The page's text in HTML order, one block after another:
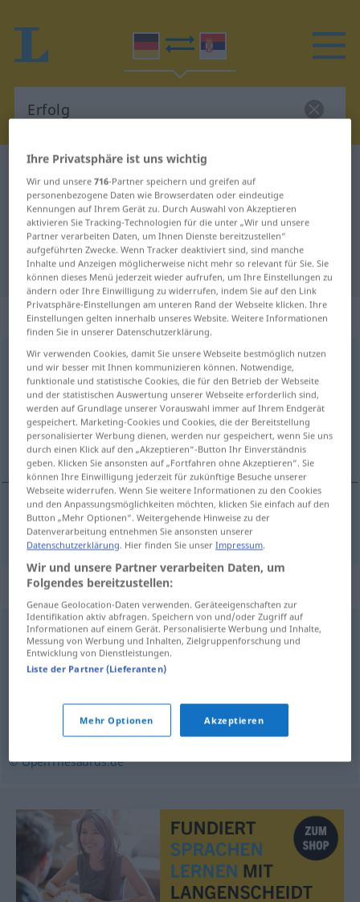
Deutsch-Serbisch Wörterbuch
Deutsch-Serbisch Übersetzung für
"Erfolg"
"Erfolg" Serbisch Übersetzung
„Erfolg“: männlich, maskulin
Erfolgm
Übersicht aller Übersetzungen
(Für mehr Details die Übersetzung anklicken/antippen)
успех
успех Erfolg
Synonyme für "Erfolg"
(ein) Treffer,(großartige) Leistung,(der) Durchbruch
Bilanz
© OpenThesaurus.de
Ihre Privatsphäre ist uns wichtig
Wir und unsere716-Partner speichern und greifen auf
personenbezogene Daten wie Browserdaten oder eindeutige
Kennungen auf Ihrem Gerät zu. Durch Auswahl von Akzeptieren
aktivieren Sie Tracking-Technologien für die unter „Wir und unsere
Partner verarbeiten Daten, um Ihnen Dienste bereitzustellen“
aufgeführten Zwecke. Wenn Tracker deaktiviert sind, sind manche
Inhalte und Anzeigen möglicherweise nicht mehr so relevant für Sie. Sie
können dieses Menü jederzeit wieder aufrufen, um Ihre Einstellungen zu
ändern oder Ihre Einwilligung zu widerrufen, indem Sie auf den Link
Privatsphäre-Einstellungen am unteren Rand der Webseite klicken. Ihre
Einstellungen gelten innerhalb unseres Website. Weitere Informationen
finden Sie in unserer Datenschutzerklärung.
Wir verwenden Cookies, damit Sie unsere Webseite bestmöglich nutzen
und wir besser mit Ihnen kommunizieren können. Notwendige,
funktionale und statistische Cookies, die für den Betrieb der Webseite
und der statistischen Auswertung unserer Webseite erforderlich sind,
werden auf Grundlage unserer Vorauswahl immer auf Ihrem Endgerät
gespeichert. Marketing-Cookies und Cookies, die der Bereitstellung
personalisierter Werbung dienen, werden nur gespeichert, wenn Sie uns
durch einen Klick auf den „Akzeptieren“-Button Ihr Einverständnis
geben. Klicken Sie ansonsten auf „Fortfahren ohne Akzeptieren“. Sie
können Ihre Einwilligung jederzeit für zukünftige Besuche unserer
Webseite widerrufen. Wenn Sie weitere Informationen zu den Cookies
und den Anpassungsmöglichkeiten möchten, klicken Sie einfach auf den
Button „Mehr Optionen“. Weitergehende Hinweise zu der
Datenverarbeitung entnehmen Sie ansonsten unserer
Datenschutzerklärung. Hier finden Sie unserImpressum.
Wir und unsere Partner verarbeiten Daten, um
Folgendes bereitzustellen:
Genaue Geolocation-Daten verwenden. Geräteeigenschaften zur
Identifikation aktiv abfragen. Speichern von und/oder Zugriff auf
Informationen auf einem Gerät. Personalisierte Werbung und Inhalte,
Messung von Werbung und Inhalten, Zielgruppenforschung und
Entwicklung von Dienstleistungen.
Liste der Partner (Lieferanten)
Mehr Optionen Akzeptieren